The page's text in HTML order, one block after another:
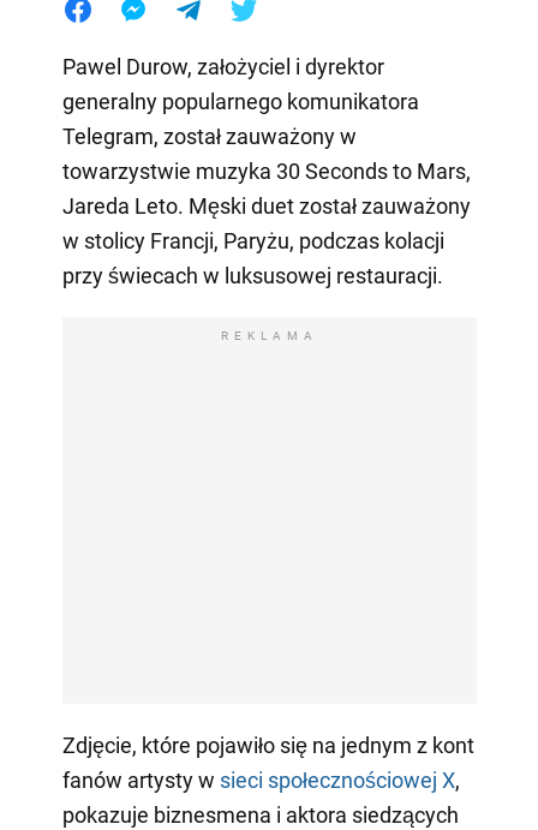
Pawel Durow, założyciel i dyrektor
generalny popularnego komunikatora
Telegram, został zauważony w
towarzystwie muzyka 30 Seconds to Mars,
Jareda Leto. Męski duet został zauważony
w stolicy Francji, Paryżu, podczas kolacji
przy świecach w luksusowej restauracji.
REKLAMA
Zdjęcie, które pojawiło się na jednym z kont
fanów artysty w sieci społecznościowej X,
pokazuje biznesmena i aktora siedzących